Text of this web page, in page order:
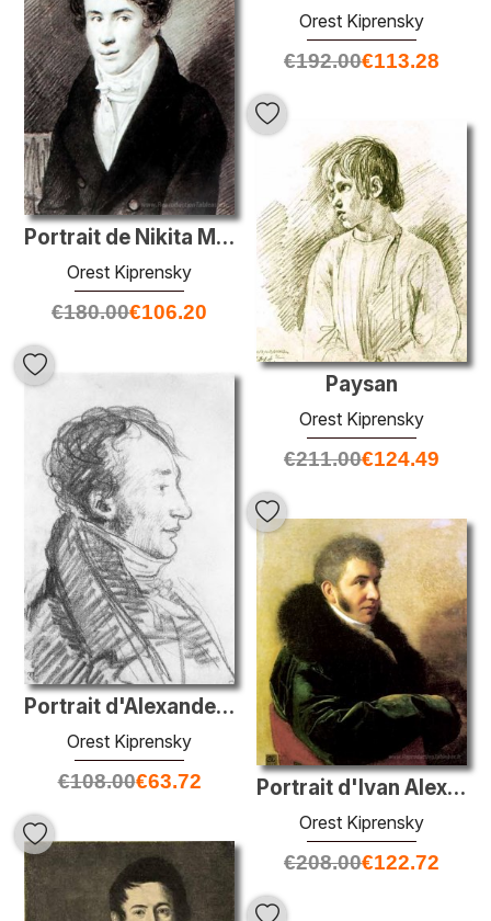
Orest Kiprensky
€192.00€113.28
Portrait de Nikita Muraviev
Orest Kiprensky
€180.00€106.20
Paysan
Orest Kiprensky
€211.00€124.49
Portrait d'Alexander Varnek
Orest Kiprensky
€108.00€63.72 Portrait d'Ivan Alexeevich Gagarin
Orest Kiprensky
€208.00€122.72